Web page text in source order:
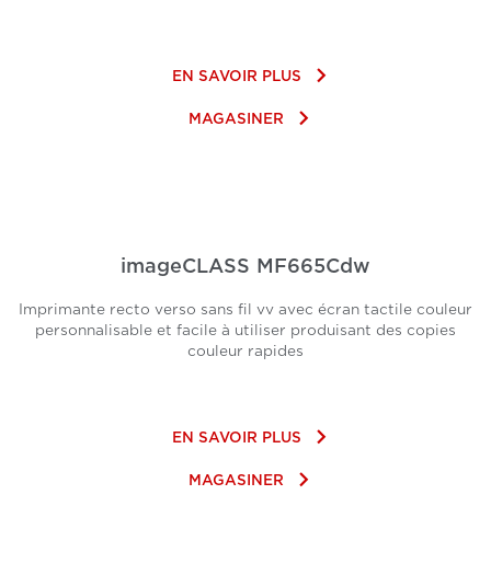
EN SAVOIR PLUS keyboard_arrow_right
MAGASINER keyboard_arrow_right
imageCLASS MF665Cdw
Imprimante recto verso sans fil vv avec écran tactile couleur
personnalisable et facile à utiliser produisant des copies
couleur rapides
EN SAVOIR PLUS keyboard_arrow_right
MAGASINER keyboard_arrow_right